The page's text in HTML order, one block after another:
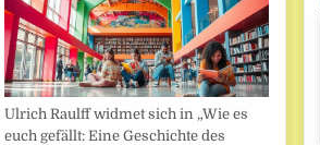
Ulrich Raulff widmet sich in „Wie es
euch gefällt: Eine Geschichte des